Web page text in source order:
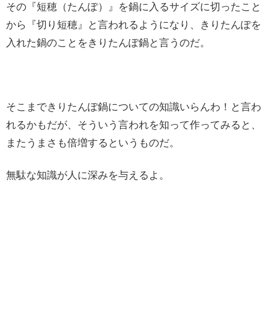
その『短穂（たんぽ）』を鍋に入るサイズに切ったこと
から『切り短穂』と言われるようになり、きりたんぽを
入れた鍋のことをきりたんぽ鍋と言うのだ。
そこまできりたんぽ鍋についての知識いらんわ！と言わ
れるかもだが、そういう言われを知って作ってみると、
またうまさも倍増するというものだ。
無駄な知識が人に深みを与えるよ。